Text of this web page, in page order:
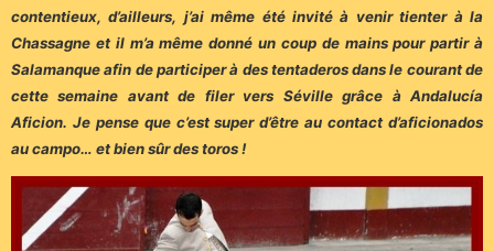
contentieux, d’ailleurs, j’ai même été invité à venir tienter à la
Chassagne et il m’a même donné un coup de mains pour partir à
Salamanque afin de participer à des tentaderos dans le courant de
cette semaine avant de filer vers Séville grâce à Andalucía
Aficion. Je pense que c’est super d’être au contact d’aficionados
au campo… et bien sûr des toros !